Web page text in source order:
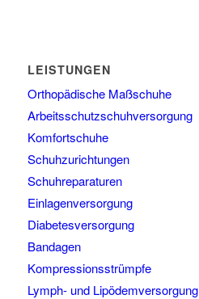
LEISTUNGEN
Orthopädische Maßschuhe
Arbeitsschutzschuhversorgung
Komfortschuhe
Schuhzurichtungen
Schuhreparaturen
Einlagenversorgung
Diabetesversorgung
Bandagen
Kompressionsstrümpfe
Lymph- und Lipödemversorgung